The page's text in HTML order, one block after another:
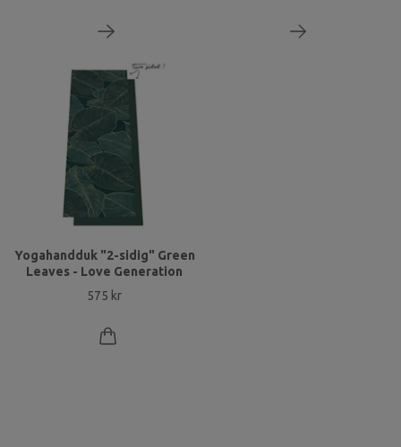
Yogahandduk "2-sidig" Green
Leaves - Love Generation
575 kr